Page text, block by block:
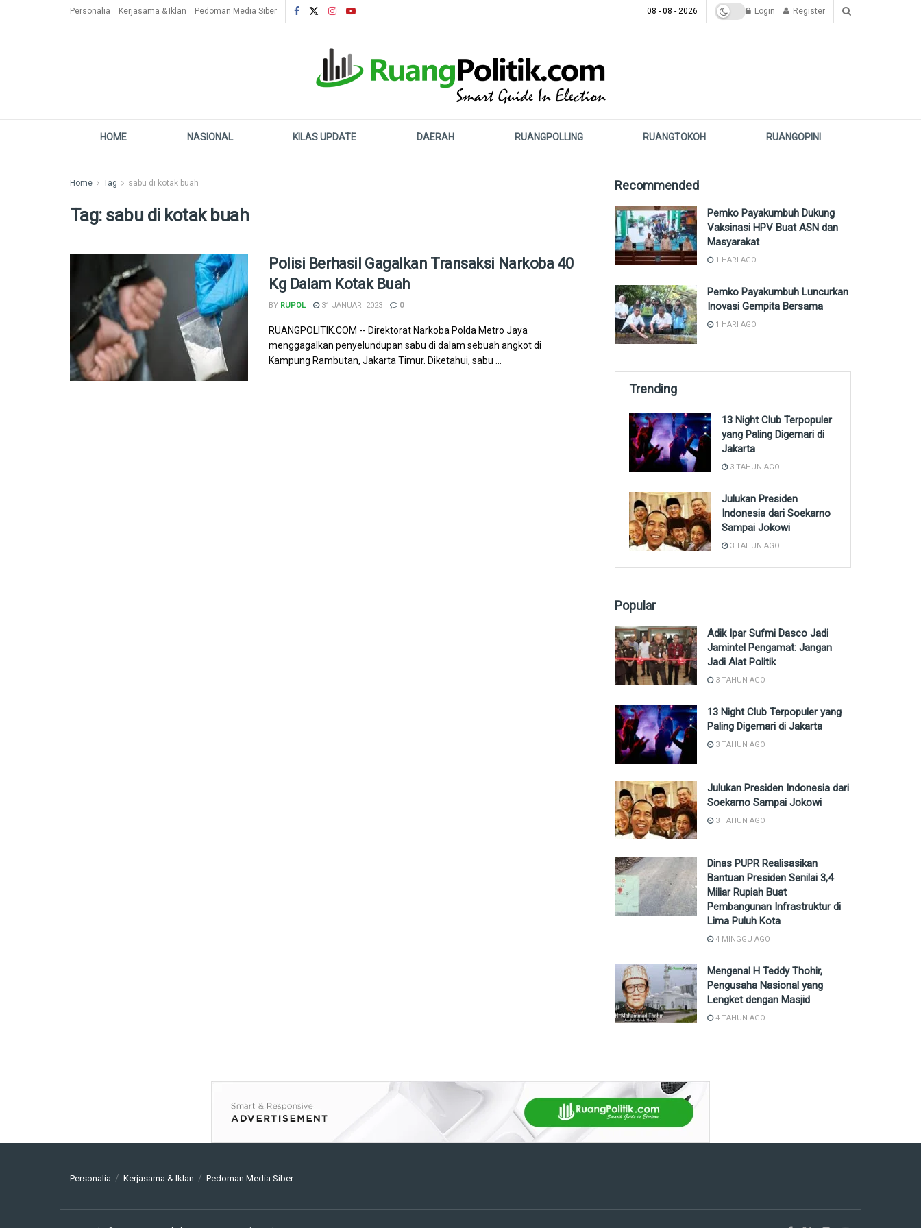
Personalia Kerjasama & Iklan Pedoman Media Siber 08 - 08 - 2026 Login Register
HOME NASIONAL KILAS UPDATE DAERAH RUANGPOLLING RUANGTOKOH RUANGOPINI
Home Tag sabu di kotak buah
Tag: sabu di kotak buah
Polisi Berhasil Gagalkan Transaksi Narkoba 40
Kg Dalam Kotak Buah
BY RUPOL 31 JANUARI 2023 0
RUANGPOLITIK.COM -- Direktorat Narkoba Polda Metro Jaya
menggagalkan penyelundupan sabu di dalam sebuah angkot di
Kampung Rambutan, Jakarta Timur. Diketahui, sabu ...
Recommended
Pemko Payakumbuh Dukung
Vaksinasi HPV Buat ASN dan
Masyarakat
1 HARI AGO
Pemko Payakumbuh Luncurkan
Inovasi Gempita Bersama
1 HARI AGO
Trending
13 Night Club Terpopuler
yang Paling Digemari di
Jakarta
3 TAHUN AGO
Julukan Presiden
Indonesia dari Soekarno
Sampai Jokowi
3 TAHUN AGO
Popular
Adik Ipar Sufmi Dasco Jadi
Jamintel Pengamat: Jangan
Jadi Alat Politik
3 TAHUN AGO
13 Night Club Terpopuler yang
Paling Digemari di Jakarta
3 TAHUN AGO
Julukan Presiden Indonesia dari
Soekarno Sampai Jokowi
3 TAHUN AGO
Dinas PUPR Realisasikan
Bantuan Presiden Senilai 3,4
Miliar Rupiah Buat
Pembangunan Infrastruktur di
Lima Puluh Kota
4 MINGGU AGO
Mengenal H Teddy Thohir,
Pengusaha Nasional yang
Lengket dengan Masjid
4 TAHUN AGO
Personalia Kerjasama & Iklan Pedoman Media Siber